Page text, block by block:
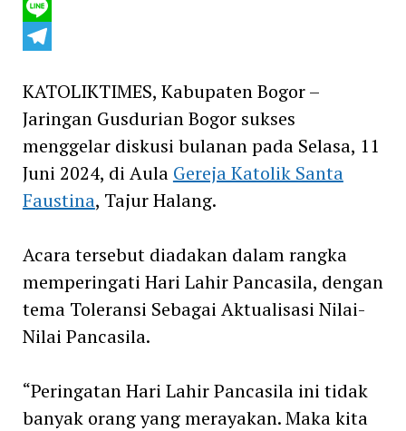
Twitter
Line
KATOLIKTIMES, Kabupaten Bogor –
Jaringan Gusdurian Bogor sukses
menggelar diskusi bulanan pada Selasa, 11
Juni 2024, di Aula Gereja Katolik Santa
Faustina, Tajur Halang.
Acara tersebut diadakan dalam rangka
memperingati Hari Lahir Pancasila, dengan
tema Toleransi Sebagai Aktualisasi Nilai-
Nilai Pancasila.
“Peringatan Hari Lahir Pancasila ini tidak
banyak orang yang merayakan. Maka kita